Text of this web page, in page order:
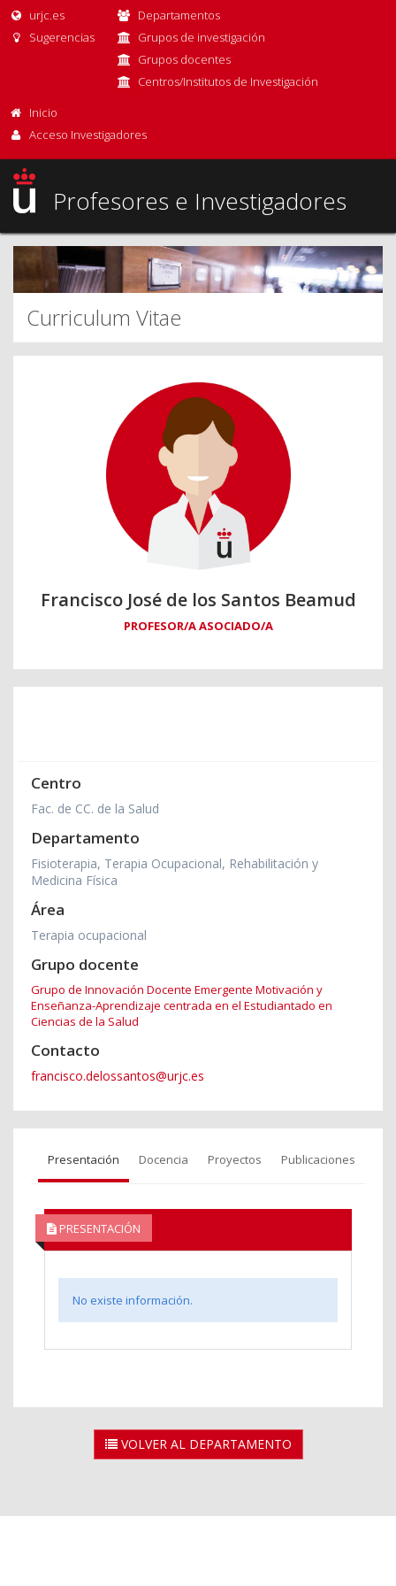
urjc.es
Sugerencias
Departamentos
Grupos de investigación
Grupos docentes
Centros/Institutos de Investigación
Inicio
Acceso Investigadores
Profesores e Investigadores
Curriculum Vitae
Francisco José de los Santos Beamud
PROFESOR/A ASOCIADO/A
Centro
Fac. de CC. de la Salud
Departamento
Fisioterapia, Terapia Ocupacional, Rehabilitación y
Medicina Física
Área
Terapia ocupacional
Grupo docente
Grupo de Innovación Docente Emergente Motivación y
Enseñanza-Aprendizaje centrada en el Estudiantado en
Ciencias de la Salud
Contacto
francisco.delossantos@urjc.es
Presentación Docencia Proyectos Publicaciones
PRESENTACIÓN
No existe información.
VOLVER AL DEPARTAMENTO